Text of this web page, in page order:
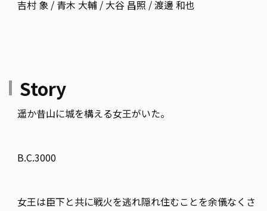
吉村 象 / 青木 大輔 / 大谷 昌照 / 渡邊 和也
Story
遥か昔山に城を構える女王がいた。
B.C.3000
女王は臣下と共に戦火を逃れ隠れ住むことを余儀なくさ